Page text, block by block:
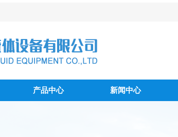
产品中心 新闻中心